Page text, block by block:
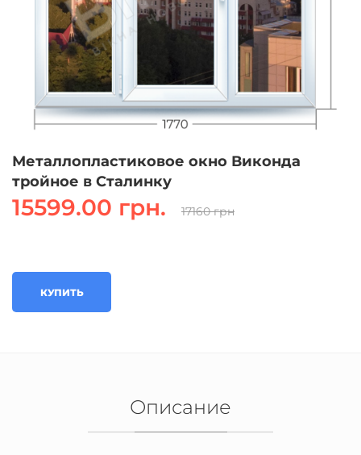
Металлопластиковое окно Виконда
тройное в Сталинку
15599.00 грн. 17160 грн
КУПИТЬ
Описание